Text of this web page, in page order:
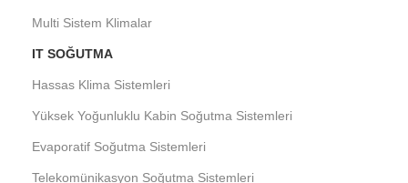
Multi Sistem Klimalar
IT SOĞUTMA
Hassas Klima Sistemleri
Yüksek Yoğunluklu Kabin Soğutma Sistemleri
Evaporatif Soğutma Sistemleri
Telekomünikasyon Soğutma Sistemleri